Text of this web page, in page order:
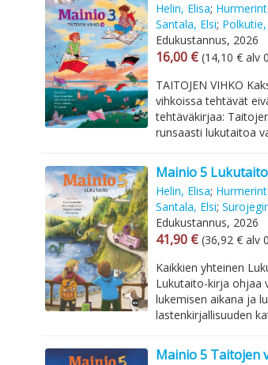
Helin, Elisa;
Santala, Elsi;
Edukustannus, 2026
Arvonlisäverollinen
16,00 € (14,10 € alv
TAITOJEN VIHKO
vihkoissa tehtävät
tehtäväkirjaa:
runsaasti lukutaitoa
Mainio 5 Lukutaito
Helin, Elisa;
Santala, Elsi;
Edukustannus, 2026
Arvonlisäverollinen
41,90 € (36,92 € alv
Kaikkien yhteinen
Lukutaito-kirja ohjaa
lukemisen aikana ja
lastenkirjallisuuden
Mainio 5 Taitojen